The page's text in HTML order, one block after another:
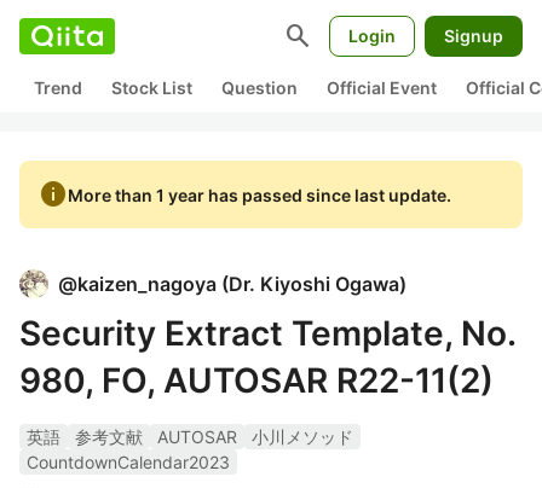
search Login Signup
Trend Stock List Question Official Event Official
infoMore than 1 year has passed since last update.
@kaizen_nagoya (Dr. Kiyoshi Ogawa)
Security Extract Template, No.
980, FO, AUTOSAR R22-11(2)
英語 参考文献 AUTOSAR
小川メソッド
CountdownCalendar2023